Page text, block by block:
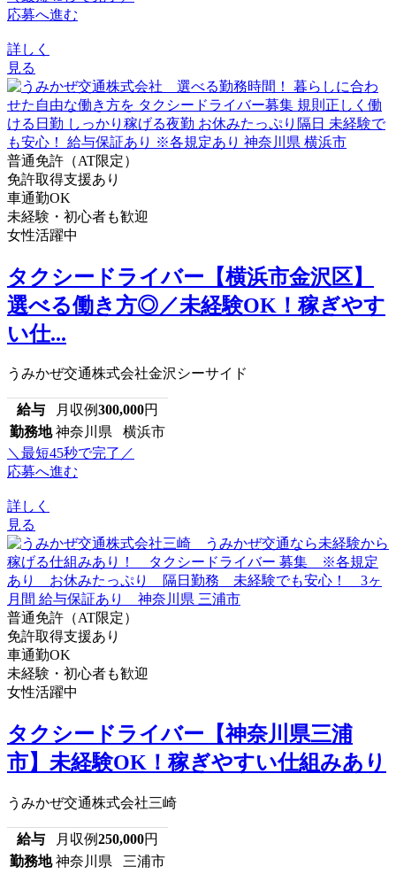
応募へ進む
詳しく
見る
普通免許（AT限定）
免許取得支援あり
車通勤OK
未経験・初心者も歓迎
女性活躍中
タクシードライバー【横浜市金沢区】
選べる働き方◎／未経験OK！稼ぎやす
い仕...
うみかぜ交通株式会社金沢シーサイド
給与 月収例300,000円
勤務地 神奈川県 横浜市
＼最短45秒で完了／
応募へ進む
詳しく
見る
普通免許（AT限定）
免許取得支援あり
車通勤OK
未経験・初心者も歓迎
女性活躍中
タクシードライバー【神奈川県三浦
市】未経験OK！稼ぎやすい仕組みあり
うみかぜ交通株式会社三崎
給与 月収例250,000円
勤務地 神奈川県 三浦市